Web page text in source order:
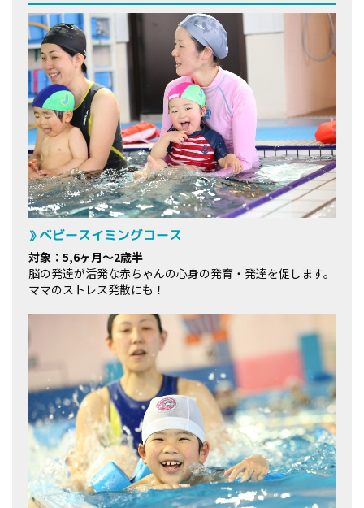
ベビースイミングコース
対象：5,6ヶ月～2歳半
脳の発達が活発な赤ちゃんの心身の発育・発達を促します。
ママのストレス発散にも！